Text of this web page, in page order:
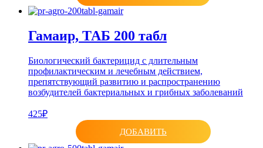
Гамаир, ТАБ 200 табл
Биологический бактерицид с длительным
профилактическим и лечебным действием,
препятствующий развитию и распространению
возбудителей бактериальных и грибных заболеваний
425₽
ДОБАВИТЬ